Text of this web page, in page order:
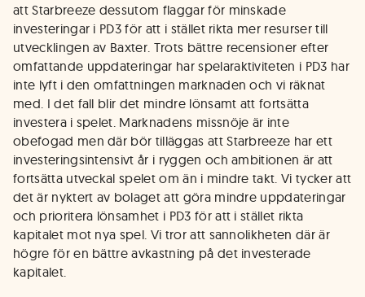
att Starbreeze dessutom flaggar för minskade
investeringar i PD3 för att i stället rikta mer resurser till
utvecklingen av Baxter. Trots bättre recensioner efter
omfattande uppdateringar har spelaraktiviteten i PD3 har
inte lyft i den omfattningen marknaden och vi räknat
med. I det fall blir det mindre lönsamt att fortsätta
investera i spelet. Marknadens missnöje är inte
obefogad men där bör tilläggas att Starbreeze har ett
investeringsintensivt år i ryggen och ambitionen är att
fortsätta utveckal spelet om än i mindre takt. Vi tycker att
det är nyktert av bolaget att göra mindre uppdateringar
och prioritera lönsamhet i PD3 för att i stället rikta
kapitalet mot nya spel. Vi tror att sannolikheten där är
högre för en bättre avkastning på det investerade
kapitalet.